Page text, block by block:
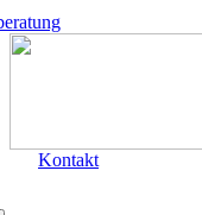
Kontakt